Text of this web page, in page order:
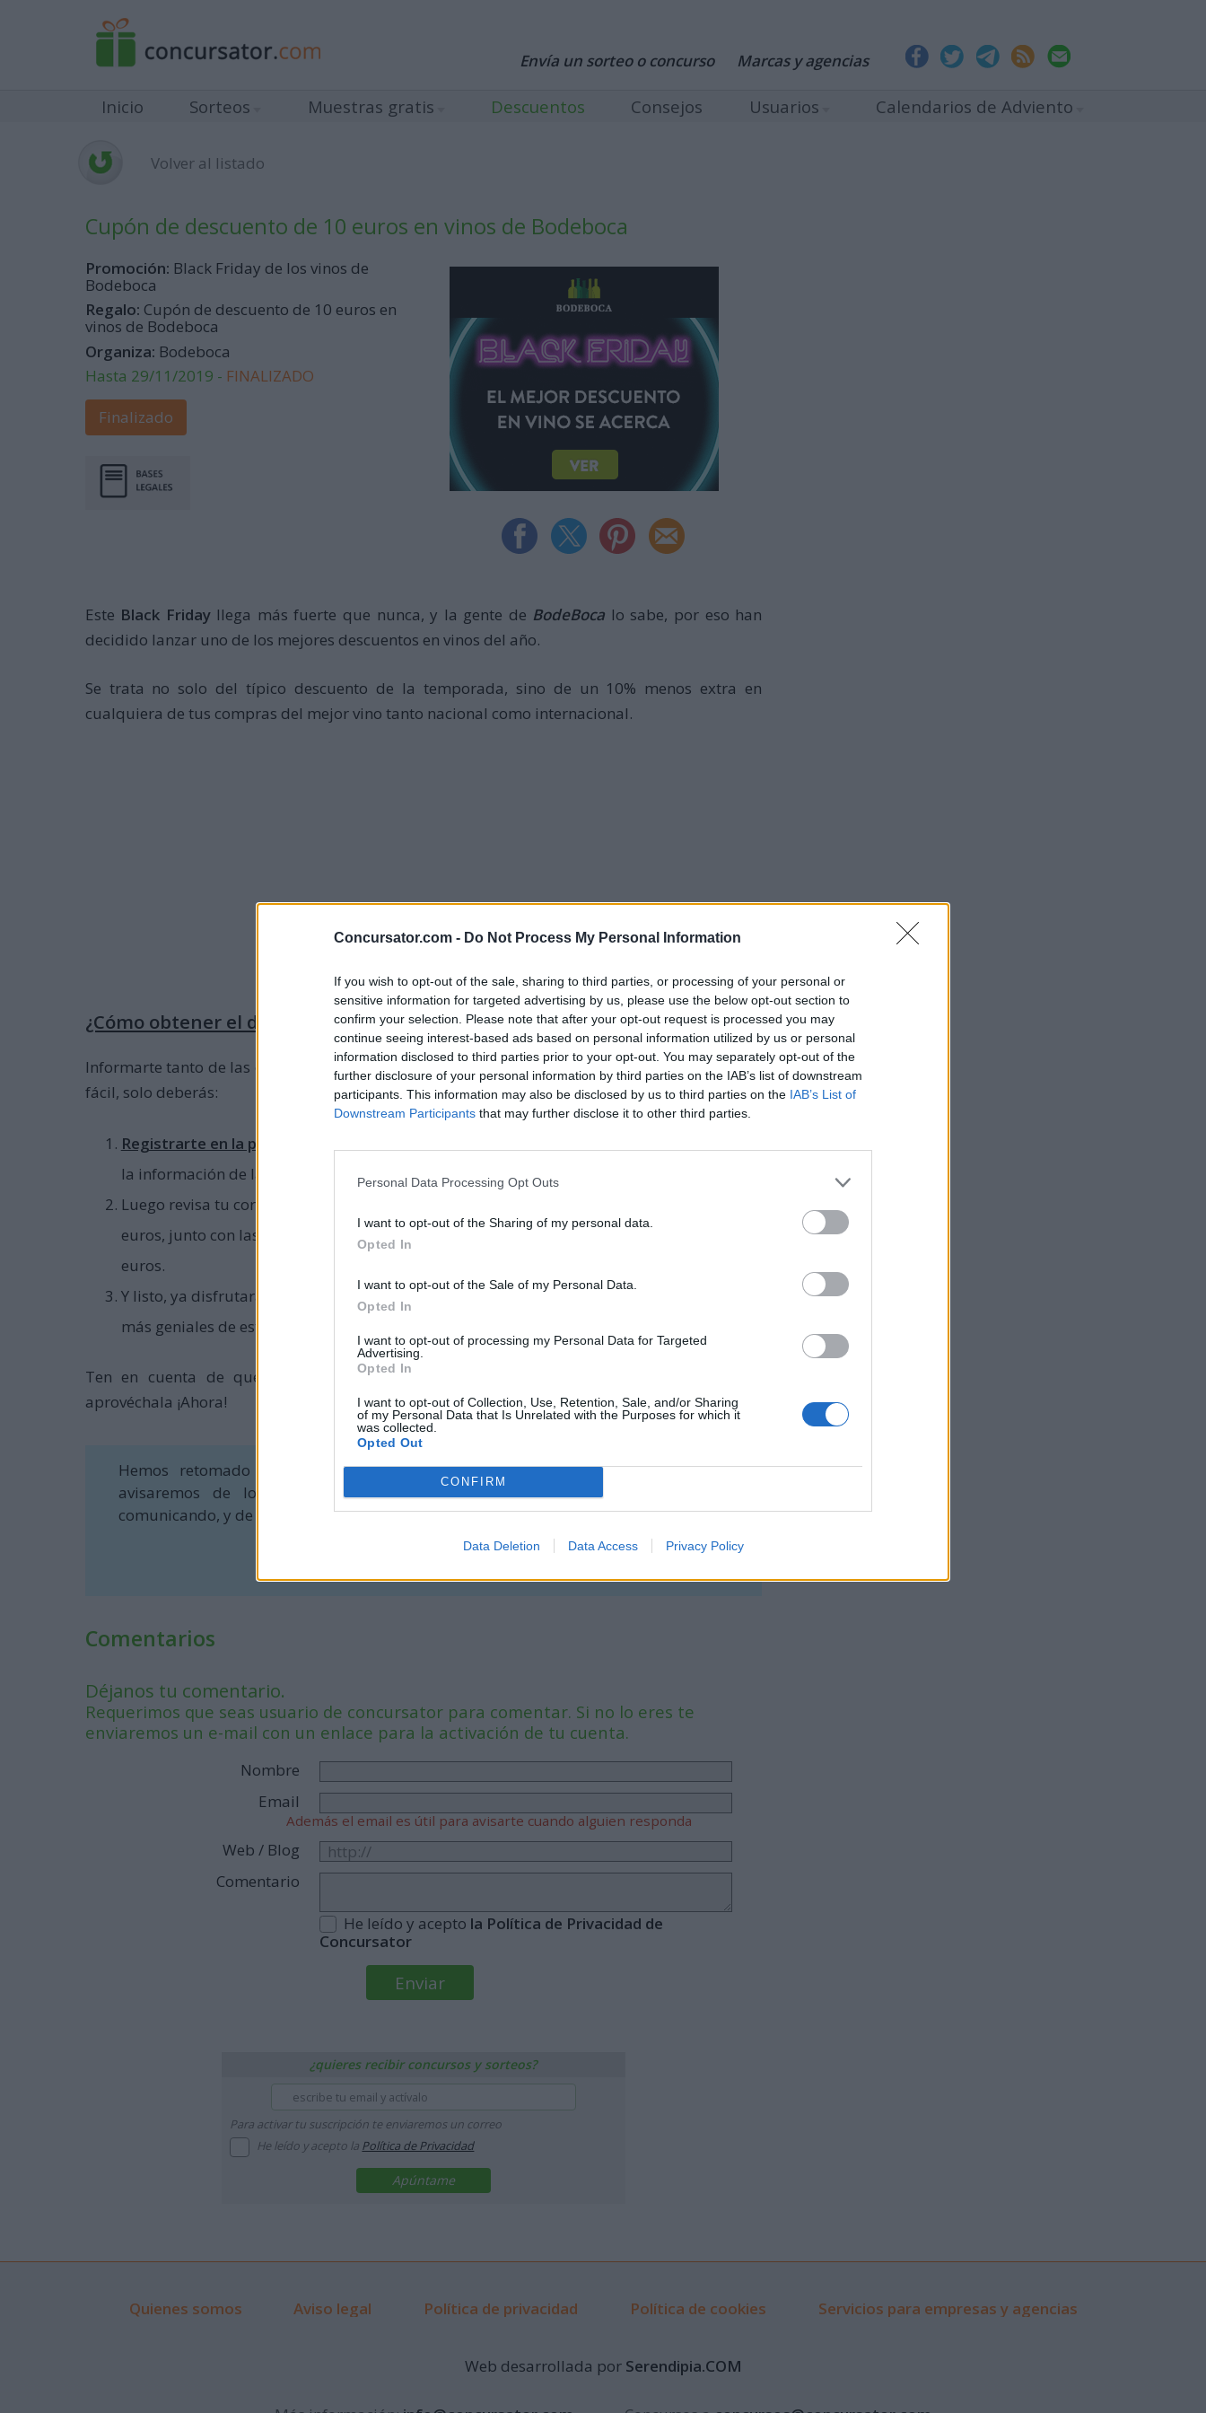
Concursator.com - Do Not Process My Personal Information
If you wish to opt-out of the sale, sharing to third parties, or processing of your personal or
sensitive information for targeted advertising by us, please use the below opt-out section to
confirm your selection. Please note that after your opt-out request is processed you may
continue seeing interest-based ads based on personal information utilized by us or personal
information disclosed to third parties prior to your opt-out. You may separately opt-out of the
further disclosure of your personal information by third parties on the IAB’s list of downstream
participants. This information may also be disclosed by us to third parties on the IAB’s List of
Downstream Participants that may further disclose it to other third parties.
Personal Data Processing Opt Outs
I want to opt-out of the Sharing of my personal data.
Opted In
I want to opt-out of the Sale of my Personal Data.
Opted In
I want to opt-out of processing my Personal Data for Targeted
Advertising.
Opted In
I want to opt-out of Collection, Use, Retention, Sale, and/or Sharing
of my Personal Data that Is Unrelated with the Purposes for which it
was collected.
Opted Out
CONFIRM
Data Deletion Data Access Privacy Policy
Marcas y agencias
Envía un sorteo o concurso
Inicio Sorteos Muestras gratis Descuentos Consejos Usuarios Calendarios de Adviento
Volver al listado
Cupón de descuento de 10 euros en vinos de Bodeboca
Promoción: Black Friday de los vinos de
Bodeboca
Regalo: Cupón de descuento de 10 euros en
vinos de Bodeboca
Organiza: Bodeboca
Hasta 29/11/2019 - FINALIZADO
Finalizado
Este Black Fridayllega más fuerte que nunca, y la gente de BodeBoca lo sabe, por eso han
decidido lanzar uno de los mejores descuentos en vinos del año.
Se trata no solo del típico descuento de la temporada, sino de un 10% menos extra en
cualquiera de tus compras del mejor vino tanto nacional como internacional.
¿Cómo obtener el descuento en los vinos de Bodeboca?
Informarte tanto de las ofertas de Black Friday, como conseguir ese 10% menos es sumamente
fácil, solo deberás:
Registrarte en la página,
la información de las grandes ofertas de esta semana.
Luego revisa tu correo electrónico, dado que te llegara tu cupón de descuento de 10
euros, junto con las mejores ofertas de la temporada, incluyendo vinos por menos de 10
euros.
Y listo, ya disfrutarás de los mejores precios en vinos, junto con una de las promociones
más geniales de este
Ten en cuenta de que la promoción dura hasta el viernes
aprovéchala ¡Ahora!
Hemos retomado nuestro canal de Telegram. No te lo pierdas porque aquí
avisaremos de los ganadores de los concursos que las marcas nos vayan
comunicando, y de las novedades en sorteos y muestras gratis.
Comentarios
Déjanos tu comentario.
Requerimos que seas usuario de concursator para comentar. Si no lo eres te
enviaremos un e-mail con un enlace para la activación de tu cuenta.
Nombre
Email
Además el email es útil para avisarte cuando alguien responda
Web / Blog
Comentario
He leído y acepto la Política de Privacidad de
Concursator
¿quieres recibir concursos y sorteos?
Para activar tu suscripción te enviaremos un correo
He leído y acepto la Política de Privacidad
Quienes somos Aviso legal Política de privacidad Política de cookies Servicios para empresas y agencias
Web desarrollada por Serendipia.COM